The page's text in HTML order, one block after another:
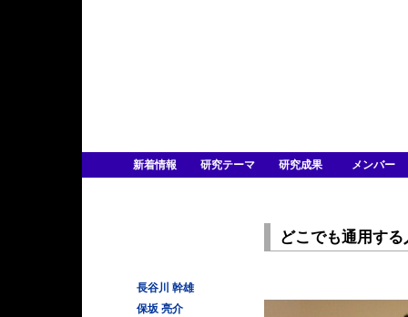
新着情報 研究テーマ 研究成果 メンバー
どこでも通用す
長谷川 幹雄
保坂 亮介